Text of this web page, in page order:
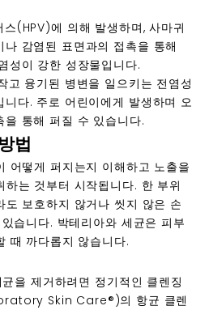
스(HPV)에 의해 발생하며, 사마귀
감염된 표면과의 접촉을 통해
성이 강한 성장물입니다.
고 융기된 병변을 일으키는 전염성
다. 주로 어린이에게 발생하며 오
통해 퍼질 수 있습니다.
법
어떻게 퍼지는지 이해하고 노출을
는 것부터 시작됩니다. 한 부위
보호하지 않거나 씻지 않은 손
습니다. 박테리아와 세균은 피부
때 까다롭지 않습니다.
을 제거하려면 정기적인 클렌징
Skin Care®)의 항균 클렌